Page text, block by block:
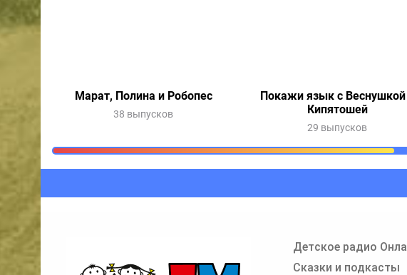
Очередь прослушивания
Добавьте в очередь прослушивания другие записи
Марат, Полина и Робопес
38 выпусков
Покажи язык с Веснушкой
Кипятошей
29 выпусков
Детское радио
Сказки и подкасты